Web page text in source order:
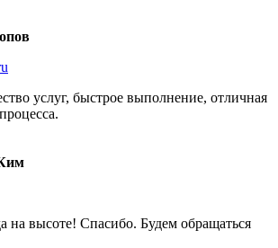
услуг, быстрое выполнение, отличная
на высоте! Спасибо. Будем обращаться